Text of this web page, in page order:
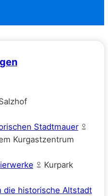
Stadtmauer
Kurgastzentrum
Kurpark
die historische Altstadt